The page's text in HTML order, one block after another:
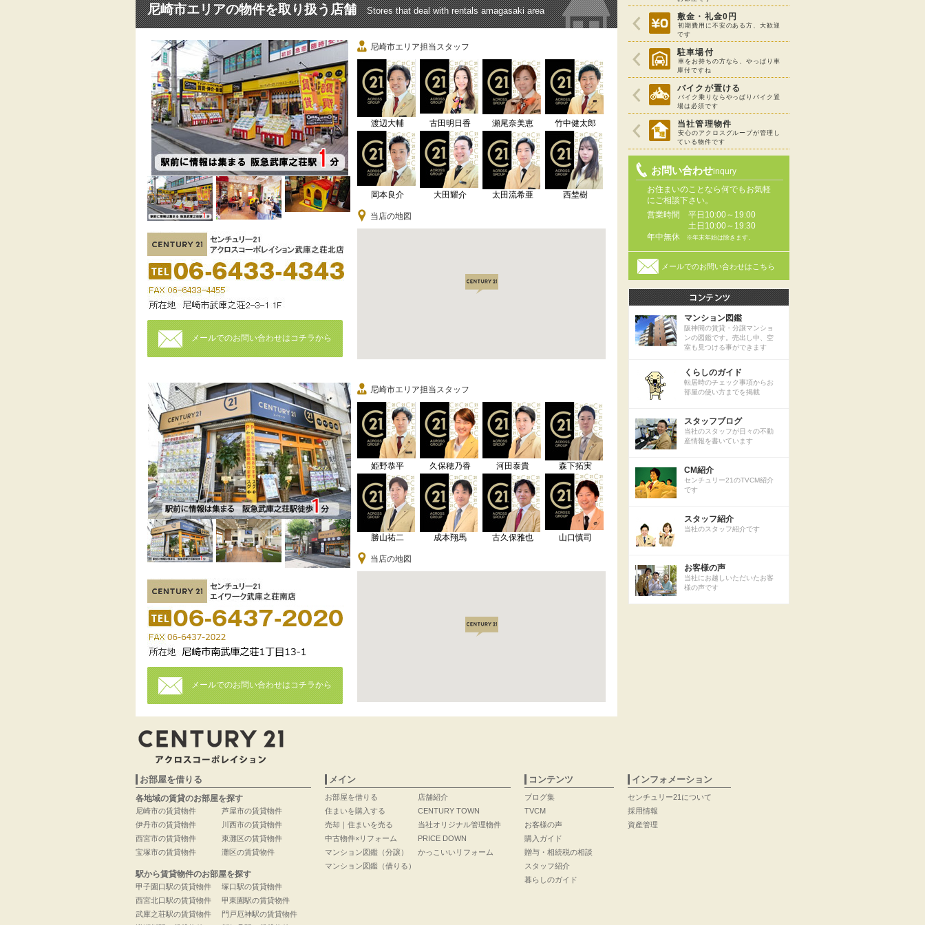
尼崎市エリアの物件を取り扱う店舗 Stores that deal with rentals amagasaki area
メールでのお問い合わせはコチラから
尼崎市エリア担当スタッフ
渡辺大輔 古田明日香 瀬尾奈美恵 竹中健太郎
岡本良介 大田耀介 太田流希亜 西埜樹
当店の地図
メールでのお問い合わせはコチラから
尼崎市エリア担当スタッフ
姫野恭平 久保穂乃香 河田泰貴 森下拓実
勝山祐二 成本翔馬 古久保雅也 山口慎司
当店の地図
敷金・礼金0円
初期費用に不安のある方、大歓迎
です
駐車場付
車をお持ちの方なら、やっぱり車
庫付ですね
バイクが置ける
バイク乗りならやっぱりバイク置
場は必須です
当社管理物件
安心のアクロスグループが管理し
ている物件です
お問い合わせinqury
お住まいのことなら何でもお気軽
にご相談下さい。
営業時間
平日10:00～19:00
土日10:00～19:30
年中無休
※年末年始は除きます。
メールでのお問い合わせはこちら
マンション図鑑
阪神間の賃貸・分譲マンショ
ンの図鑑です。売出し中、空
室も見つける事ができます
くらしのガイド
転居時のチェック事項からお
部屋の使い方までを掲載
スタッフブログ
当社のスタッフが日々の不動
産情報を書いています
CM紹介
センチュリー21のTVCM紹介
です
スタッフ紹介
当社のスタッフ紹介です
お客様の声
当社にお越しいただいたお客
様の声です
お部屋を借りる
各地域の賃貸のお部屋を探す
尼崎市の賃貸物件
伊丹市の賃貸物件
西宮市の賃貸物件
宝塚市の賃貸物件
芦屋市の賃貸物件
川西市の賃貸物件
東灘区の賃貸物件
灘区の賃貸物件
駅から賃貸物件のお部屋を探す
甲子園口駅の賃貸物件
西宮北口駅の賃貸物件
武庫之荘駅の賃貸物件
塚口駅の賃貸物件
甲東園駅の賃貸物件
門戸厄神駅の賃貸物件
メイン
お部屋を借りる
住まいを購入する
売却｜住まいを売る
中古物件×リフォーム
マンション図鑑（分譲）
マンション図鑑（借りる）
店舗紹介
CENTURY TOWN
当社オリジナル管理物件
PRICE DOWN
かっこいいリフォーム
コンテンツ
ブログ集
TVCM
お客様の声
購入ガイド
贈与・相続税の相談
スタッフ紹介
暮らしのガイド
インフォメーション
センチュリー21について
採用情報
資産管理